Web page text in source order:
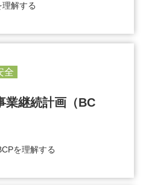
解する
全
業継続計画（BC
を理解する